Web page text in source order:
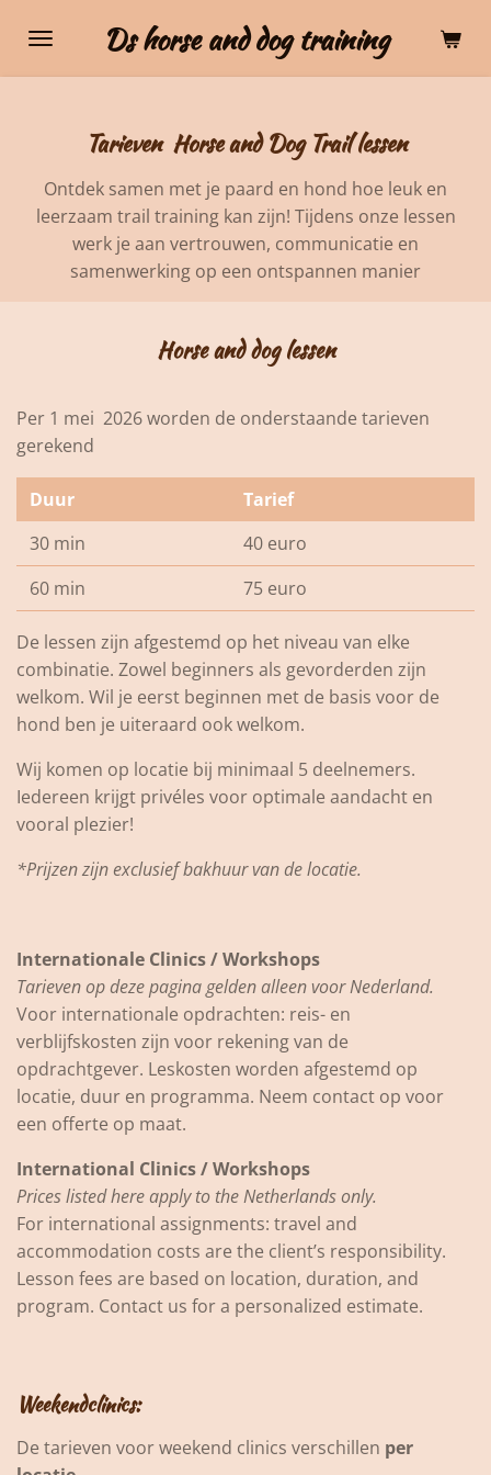
direct
naar
hoofdinhoud
Ds horse and dog training
Tarieven Horse and Dog Trail lessen
Ontdek samen met je paard en hond hoe leuk en
leerzaam trail training kan zijn! Tijdens onze lessen
werk je aan vertrouwen, communicatie en
samenwerking op een ontspannen manier
Horse and dog lessen
Per 1 mei 2026 worden de onderstaande tarieven
gerekend
Duur
Tarief
30 min
40 euro
60 min
75 euro
De lessen zijn afgestemd op het niveau van elke
combinatie. Zowel beginners als gevorderden zijn
welkom. Wil je eerst beginnen met de basis voor de
hond ben je uiteraard ook welkom.
Wij komen op locatie bij minimaal 5 deelnemers.
Iedereen krijgt privéles voor optimale aandacht en
vooral plezier!
*Prijzen zijn exclusiefbakhuur van de locatie.
Internationale Clinics / Workshops
Tarieven op deze pagina gelden alleen voor Nederland.
Voor internationale opdrachten: reis- en
verblijfskosten zijn voor rekening van de
opdrachtgever. Leskosten worden afgestemd op
locatie, duur en programma. Neem contact op voor
een offerte op maat.
International Clinics / Workshops
Prices listed here apply to the Netherlands only.
For international assignments: travel and
accommodation costs are the client’s responsibility.
Lesson fees are based on location, duration, and
program. Contact us for a personalized estimate.
Weekendclinics:
De tarieven voor weekend clinics verschillen per